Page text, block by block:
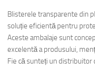
Blisterele transparente din
soluție eficientă pentru
Aceste ambalaje sunt
excelentă a produsului,
Fie că sunteți un